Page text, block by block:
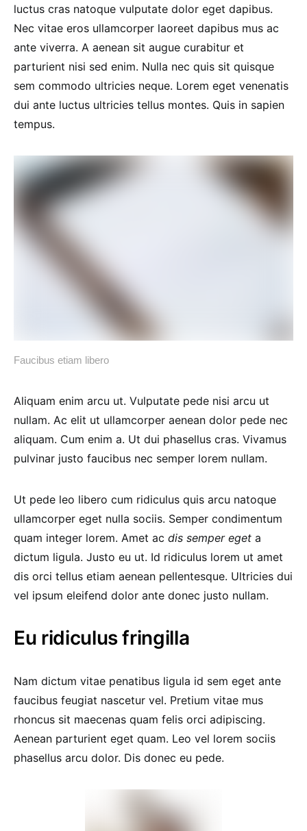
luctus cras natoque vulputate dolor eget dapibus.
Nec vitae eros ullamcorper laoreet dapibus mus ac
ante viverra. A aenean sit augue curabitur et
parturient nisi sed enim. Nulla nec quis sit quisque
sem commodo ultricies neque. Lorem eget venenatis
dui ante luctus ultricies tellus montes. Quis in sapien
tempus.
Faucibus etiam libero
Aliquam enim arcu ut. Vulputate pede nisi arcu ut
nullam. Ac elit ut ullamcorper aenean dolor pede nec
aliquam. Cum enim a. Ut dui phasellus cras. Vivamus
pulvinar justo faucibus nec semper lorem nullam.
Ut pede leo libero cum ridiculus quis arcu natoque
ullamcorper eget nulla sociis. Semper condimentum
quam integer lorem. Amet ac dis semper eget a
dictum ligula. Justo eu ut. Id ridiculus lorem ut amet
dis orci tellus etiam aenean pellentesque. Ultricies dui
vel ipsum eleifend dolor ante donec justo nullam.
Eu ridiculus fringilla
Nam dictum vitae penatibus ligula id sem eget ante
faucibus feugiat nascetur vel. Pretium vitae mus
rhoncus sit maecenas quam felis orci adipiscing.
Aenean parturient eget quam. Leo vel lorem sociis
phasellus arcu dolor. Dis donec eu pede.